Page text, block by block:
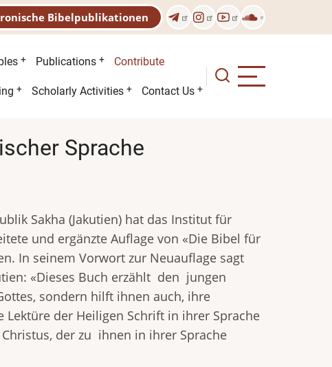
Bibelpublikationen
Publications Contribute
Scholarly Activities Contact Us
Sprache
Sakha (Jakutien) hat das Institut für
und ergänzte Auflage von «Die Bibel für
In seinem Vorwort zur Neuauflage sagt
«Dieses Buch erzählt den jungen
sondern hilft ihnen auch, ihre
der Heiligen Schrift in ihrer Sprache
der zu ihnen in ihrer Sprache